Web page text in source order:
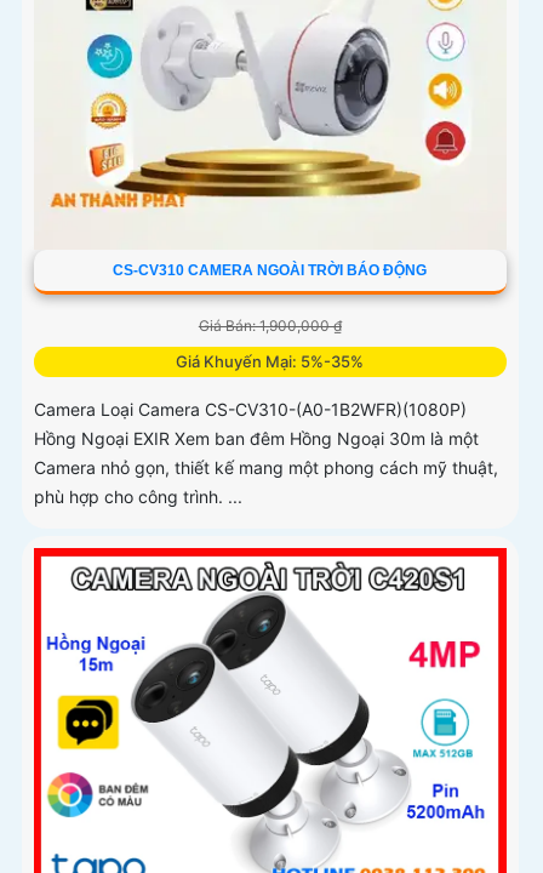
CS-CV310 CAMERA NGOÀI TRỜI BÁO ĐỘNG
Giá Bán: 1,900,000 ₫
Giá Khuyến Mại: 5%-35%
Camera Loại Camera CS-CV310-(A0-1B2WFR)(1080P)
Hồng Ngoại EXIR Xem ban đêm Hồng Ngoại 30m là một
Camera nhỏ gọn, thiết kế mang một phong cách mỹ thuật,
phù hợp cho công trình. ...